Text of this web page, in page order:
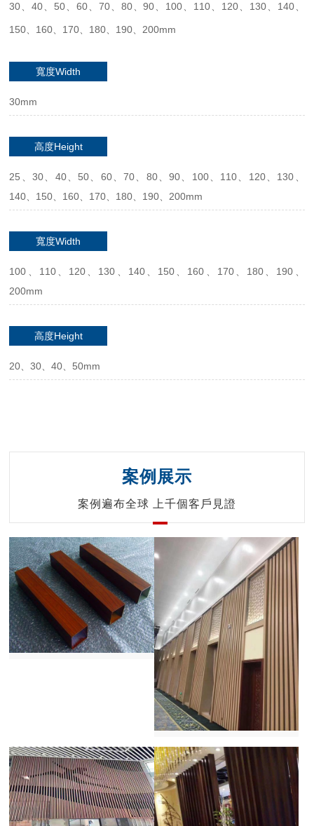
30、40、50、60、70、80、90、100、110、120、130、140、
150、160、170、180、190、200mm
寬度Width
30mm
高度Height
25、30、40、50、60、70、80、90、100、110、120、130、
140、150、160、170、180、190、200mm
寬度Width
100、110、120、130、140、150、160、170、180、190、
200mm
高度Height
20、30、40、50mm
案例展示
案例遍布全球 上千個客戶見證